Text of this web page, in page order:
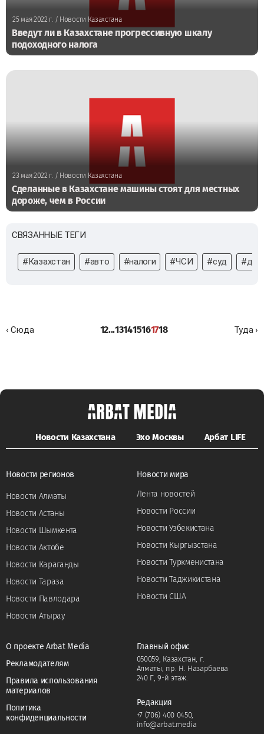
25 мая 2022 г. / Новости Казахстана
Введут ли в Казахстане прогрессивную шкалу
подоходного налога
23 мая 2022 г./ Новости Казахстана
Сделанные в Казахстане машины стоят для местных
дороже, чем в России
СВЯЗАННЫЕ ТЕГИ
#Казахстан #авто #налоги #ЧСИ #суд
‹ Сюда 12...131415161718 Туда ›
Новости Казахстана Эхо Москвы Арбат LIFE
Новости регионов
Новости Алматы
Новости Астаны
Новости Шымкента
Новости Актобе
Новости Караганды
Новости Тараза
Новости Павлодара
Новости Атырау
Новости мира
Лента новостей
Новости России
Новости Узбекистана
Новости Кыргызстана
Новости Туркменистана
Новости Таджикистана
Новости США
О проекте Arbat Media
Рекламодателям
Правила использования
материалов
Политика
конфиденциальности
Главный офис
050059, Казахстан, г.
Алматы, пр. Н. Назарбаева
240 Г, 9-й этаж.
Редакция
+7 (706) 400 0450,
info@arbat.media